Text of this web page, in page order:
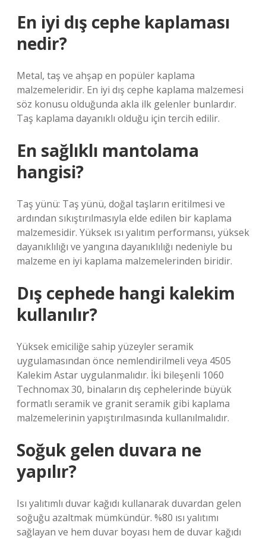
En iyi dış cephe kaplaması
nedir?
Metal, taş ve ahşap en popüler kaplama
malzemeleridir. En iyi dış cephe kaplama malzemesi
söz konusu olduğunda akla ilk gelenler bunlardır.
Taş kaplama dayanıklı olduğu için tercih edilir.
En sağlıklı mantolama
hangisi?
Taş yünü: Taş yünü, doğal taşların eritilmesi ve
ardından sıkıştırılmasıyla elde edilen bir kaplama
malzemesidir. Yüksek ısı yalıtım performansı, yüksek
dayanıklılığı ve yangına dayanıklılığı nedeniyle bu
malzeme en iyi kaplama malzemelerinden biridir.
Dış cephede hangi kalekim
kullanılır?
Yüksek emiciliğe sahip yüzeyler seramik
uygulamasından önce nemlendirilmeli veya 4505
Kalekim Astar uygulanmalıdır. İki bileşenli 1060
Technomax 30, binaların dış cephelerinde büyük
formatlı seramik ve granit seramik gibi kaplama
malzemelerinin yapıştırılmasında kullanılmalıdır.
Soğuk gelen duvara ne
yapılır?
Isı yalıtımlı duvar kağıdı kullanarak duvardan gelen
soğuğu azaltmak mümkündür. %80 ısı yalıtımı
sağlayan ve hem duvar boyası hem de duvar kağıdı